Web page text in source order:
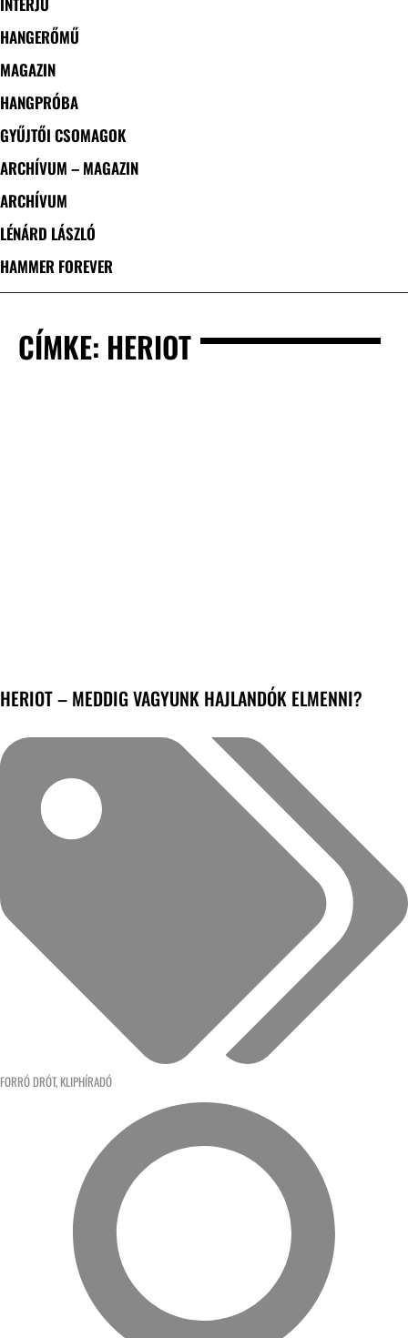
HANGERŐMŰ
MAGAZIN
HANGPRÓBA
GYŰJTŐI CSOMAGOK
ARCHÍVUM – MAGAZIN
ARCHÍVUM
LÉNÁRD LÁSZLÓ
HAMMER FOREVER
CÍMKE: HERIOT
HERIOT – MEDDIG VAGYUNK HAJLANDÓK ELMENNI?
FORRÓ DRÓT, KLIPHÍRADÓ